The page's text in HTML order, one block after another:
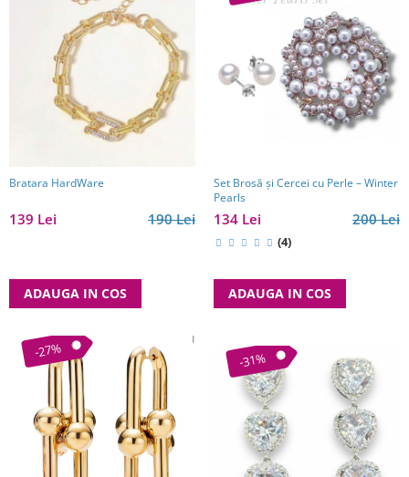
Bratara HardWare
190 Lei
139 Lei
ADAUGA IN COS
Set Brosă și Cercei cu Perle – Winter
Pearls
200 Lei
134 Lei
(4)
ADAUGA IN COS
-27% -31%